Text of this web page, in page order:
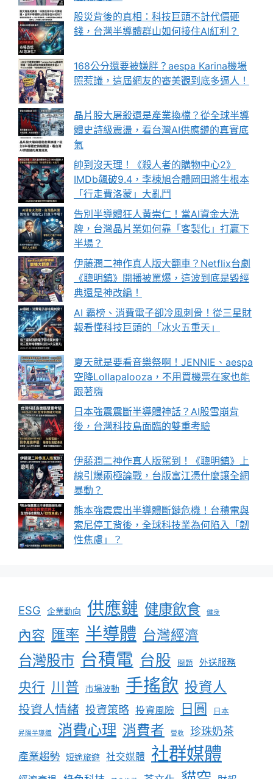
股災背後的真相：科技巨頭不計代價砸
錢，台灣半導體群山如何接住AI紅利？
168公分還要被嫌胖？aespa Karina機場
照惹議，這屆網友的審美觀到底多逼人！
晶片股大屠殺還是產業換檔？從全球半導
體史詩級震盪，看台灣AI供應鏈的真實底
氣
帥到沒天理！《殺人者的購物中心2》
IMDb飆破9.4，李棟旭合體岡田將生根本
「行走費洛蒙」大亂鬥
告別半導體狂人黃崇仁！當AI資金大洗
牌，台灣晶片業如何靠「客製化」打贏下
半場？
伊藤潤二神作真人版大翻車？Netflix台劇
《聰明鎮》開播被罵爆，這波到底是毀經
典還是神改編！
AI 霸榜、消費電子卻冷風刺骨！從三星財
報看懂科技巨頭的「冰火五重天」
夏天就是要看音樂祭啊！JENNIE、aespa
空降Lollapalooza，不用買機票在家也能
跟著嗨
日本強震震斷半導體神話？AI股雪崩背
後，台灣科技島面臨的雙重考驗
伊藤潤二神作真人版駕到！《聰明鎮》上
線引爆兩極論戰，台版富江憑什麼讓全網
暴動？
熊本強震震出半導體斷鏈危機！台積電與
索尼停工背後，全球科技業為何陷入「韌
性焦慮」？
ESG 企業動向 供應鏈 健康飲食 健身
內容 匯率 半導體 台灣經濟
台灣股市 台積電 台股 問題 外送服務
央行 川普 市場波動 手搖飲 投資人
投資人情緒 投資策略 投資風險 日圓 日本
昇陽半導體 消費心理 消費者 營收
珍珠奶茶
產業趨勢
短途旅遊 社交媒體 社群媒體